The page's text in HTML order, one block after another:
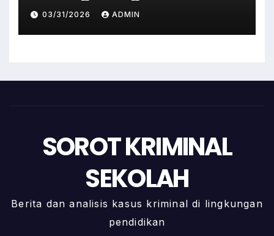
Terlibat Kini Jadi Tersangka
03/31/2026 ADMIN
SOROT KRIMINAL
SEKOLAH
Berita dan analisis kasus kriminal di lingkungan
pendidikan